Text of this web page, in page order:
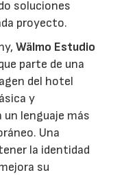
soluciones
proyecto.
Wälmo Estudio
parte de una
del hotel
y
lenguaje más
Una
la identidad
su